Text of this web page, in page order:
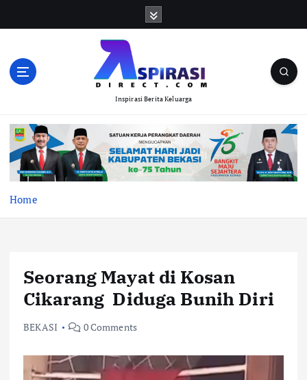
Inspirasi Berita Keluarga
Home
Seorang Mayat di Kosan
Cikarang Diduga Bunih Diri
BEKASI 0 Comments